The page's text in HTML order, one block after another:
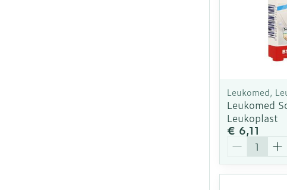
Leukomed,
Leukomed
Leukoplast
€ 6,11
Aantal